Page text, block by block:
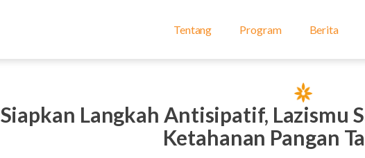
Tentang Program Berita
Siapkan Langkah Antisipatif, Lazismu
Ketahanan Pangan